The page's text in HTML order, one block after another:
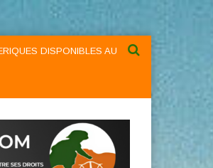
DISPONIBLES AU NIVEAU DU MENU ...NOS